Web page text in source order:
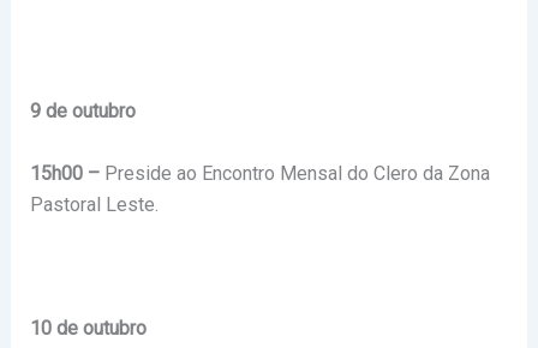
9 de outubro
15h00 –Preside ao Encontro Mensal do Clero da Zona
Pastoral Leste.
10 de outubro